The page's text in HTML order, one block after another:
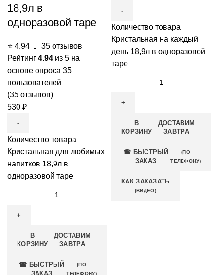
18,9л в
одноразовой таре
⭐ 4.94 💬 35 отзывов
Рейтинг 4.94 из 5 на
основе опроса 35
пользователей
(35 отзывов)
530 ₽
Количество товара
Кристальная для любимых
напитков 18,9л в
одноразовой таре
В
КОРЗИНУ
ДОСТАВИМ
ЗАВТРА
☎ БЫСТРЫЙ
ЗАКАЗ
(ПО
ТЕЛЕФОНУ)
Количество товара
Кристальная на каждый
день 18,9л в одноразовой
таре
В
КОРЗИНУ
ДОСТАВИМ
ЗАВТРА
☎ БЫСТРЫЙ
ЗАКАЗ
(ПО
ТЕЛЕФОНУ)
КАК ЗАКАЗАТЬ
(ВИДЕО)